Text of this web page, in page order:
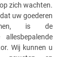
zich wachten.
uw goederen
is de
allesbepalende
Wij kunnen u